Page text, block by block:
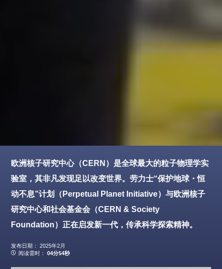
欧洲核子研究中心（CERN）是全球最大的粒子物理学实
验室，其非凡发现足以改变世界。劳力士“保护地球・恒
动不息”计划（Perpetual Planet Initiative）与欧洲核子
研究中心和社会基金会（CERN & Society
Foundation）正在启发新一代，传承科学探索精神。
发布日期：
2025年2月
阅读需时：
04分54秒